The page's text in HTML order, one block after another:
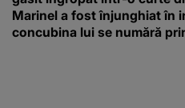
Marinel a fost înjunghiat în
concubina lui se numără